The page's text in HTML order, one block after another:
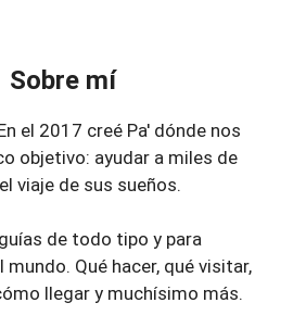
Sobre mí
el 2017 creé Pa' dónde nos
objetivo: ayudar a miles de
viaje de sus sueños.
de todo tipo y para
Qué hacer, qué visitar,
llegar y muchísimo más.